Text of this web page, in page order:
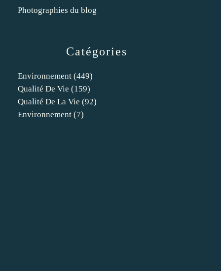
Catégories
Environnement (449)
Qualité De Vie (159)
Qualité De La Vie (92)
Environnement (7)
Photographies du blog